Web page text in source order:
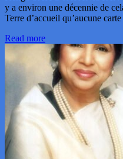
y a environ une décennie de
Terre d’accueil qu’aucune carte
Read more